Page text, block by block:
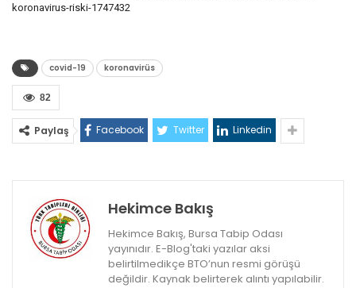
koronavirus-riski-1747432
covid-19 koronavirüs
82
Paylaş Facebook Twitter Linkedin
Hekimce Bakış
Hekimce Bakış, Bursa Tabip Odası
yayınıdır. E-Blog'taki yazılar aksi
belirtilmedikçe BTO’nun resmi görüşü
değildir. Kaynak belirterek alıntı yapılabilir.